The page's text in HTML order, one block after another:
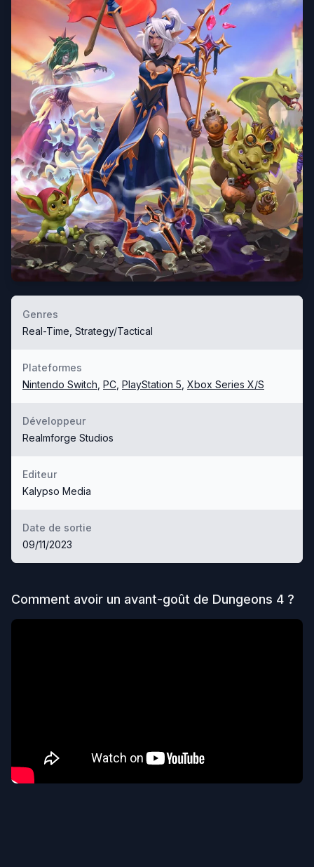
Genres
Real-Time, Strategy/Tactical
Plateformes
Nintendo Switch PC PlayStation 5 Xbox Series X/S
Développeur
Realmforge Studios
Editeur
Kalypso Media
Date de sortie
09/11/2023
Comment avoir un avant-goût de Dungeons 4 ?